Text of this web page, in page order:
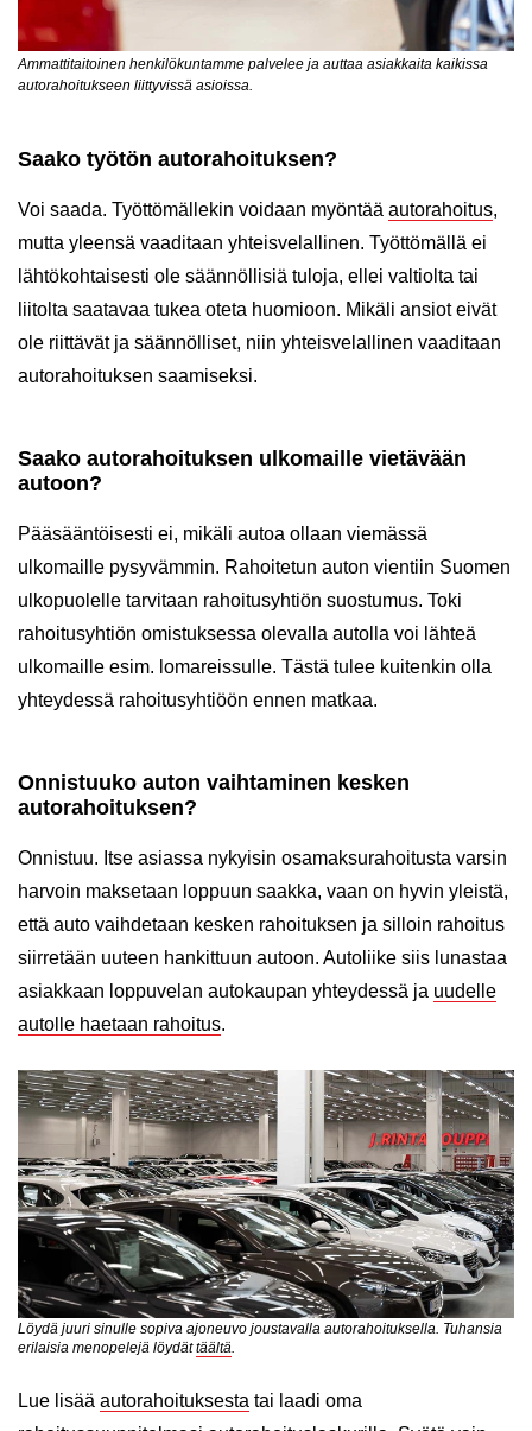
Ammattitaitoinen henkilökuntamme palvelee ja auttaa asiakkaita kaikissa
autorahoitukseen liittyvissä asioissa.
Saako työtön autorahoituksen?
Voi saada. Työttömällekin voidaan myöntää autorahoitus,
mutta yleensä vaaditaan yhteisvelallinen. Työttömällä ei
lähtökohtaisesti ole säännöllisiä tuloja, ellei valtiolta tai
liitolta saatavaa tukea oteta huomioon. Mikäli ansiot eivät
ole riittävät ja säännölliset, niin yhteisvelallinen vaaditaan
autorahoituksen saamiseksi.
Saako autorahoituksen ulkomaille vietävään
autoon?
Pääsääntöisesti ei, mikäli autoa ollaan viemässä
ulkomaille pysyvämmin. Rahoitetun auton vientiin Suomen
ulkopuolelle tarvitaan rahoitusyhtiön suostumus. Toki
rahoitusyhtiön omistuksessa olevalla autolla voi lähteä
ulkomaille esim. lomareissulle. Tästä tulee kuitenkin olla
yhteydessä rahoitusyhtiöön ennen matkaa.
Onnistuuko auton vaihtaminen kesken
autorahoituksen?
Onnistuu. Itse asiassa nykyisin osamaksurahoitusta varsin
harvoin maksetaan loppuun saakka, vaan on hyvin yleistä,
että auto vaihdetaan kesken rahoituksen ja silloin rahoitus
siirretään uuteen hankittuun autoon. Autoliike siis lunastaa
asiakkaan loppuvelan autokaupan yhteydessä ja uudelle
autolle haetaan rahoitus.
Löydä juuri sinulle sopiva ajoneuvo joustavalla autorahoituksella. Tuhansia
erilaisia menopelejä löydättäältä.
Lue lisää autorahoituksesta tai laadi oma